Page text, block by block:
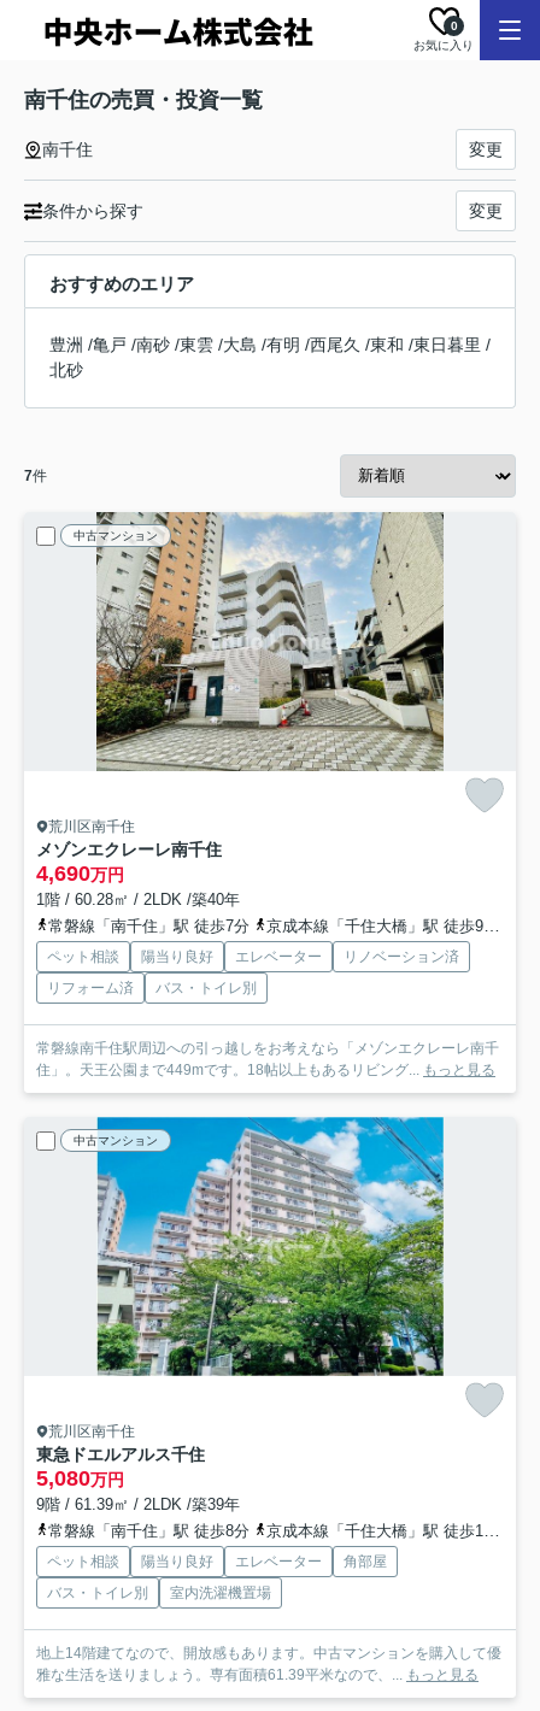
お気に入り
0
南千住の売買・投資一覧
南千住 変更
条件から探す 変更
おすすめのエリア
豊洲 /亀戸 /南砂 /東雲 /大島 /有明 /西尾久 /東和 /東日暮里 /
北砂
7件
中古マンション
荒川区南千住
メゾンエクレーレ南千住
4,690万円
1階 / 60.28㎡ / 2LDK /築40年
常磐線「南千住」駅 徒歩7分
京成本線「千住大橋」駅 徒歩9分
ペット相談 陽当り良好 エレベーター
リノベーション済
リフォーム済
バス・トイレ別
常磐線南千住駅周辺への引っ越しをお考えなら「メゾンエクレーレ南千
住」。天王公園まで449mです。18帖以上もあるリビング... もっと見る
中古マンション
荒川区南千住
東急ドエルアルス千住
5,080万円
9階 / 61.39㎡ / 2LDK /築39年
常磐線「南千住」駅 徒歩8分
京成本線「千住大橋」駅 徒歩12分
ペット相談 陽当り良好 エレベーター
角部屋
バス・トイレ別
室内洗濯機置場
地上14階建てなので、開放感もあります。中古マンションを購入して優
雅な生活を送りましょう。専有面積61.39平米なので、... もっと見る